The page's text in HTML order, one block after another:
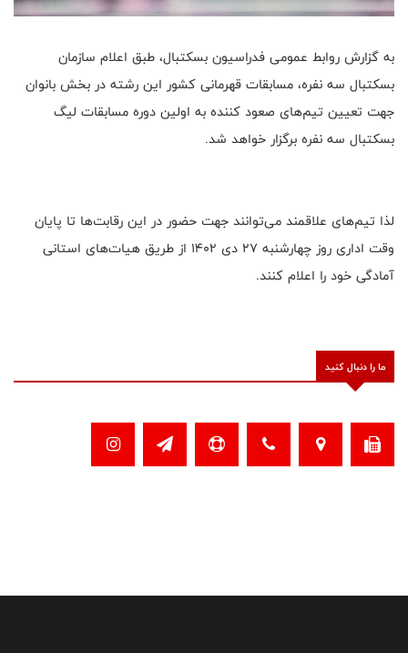
به گزارش روابط عمومی فدراسیون بسکتبال، طبق اعلام سازمان
بسکتبال سه نفره، مسابقات قهرمانی کشور این رشته در بخش بانوان
جهت تعیین تیم‌های صعود کننده به اولین دوره مسابقات لیگ
بسکتبال سه نفره برگزار خواهد شد.
لذا تیم‌های علاقمند می‌توانند جهت حضور در این رقابت‌ها تا پایان
وقت اداری روز چهارشنبه ۲۷ دی ۱۴۰۲ از طریق هیات‌های استانی
آمادگی خود را اعلام کنند.
ما را دنبال کنید